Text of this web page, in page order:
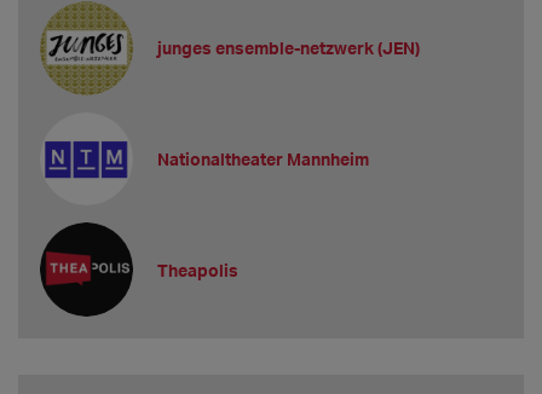
junges ensemble-netzwerk (JEN)
Nationaltheater Mannheim
Theapolis